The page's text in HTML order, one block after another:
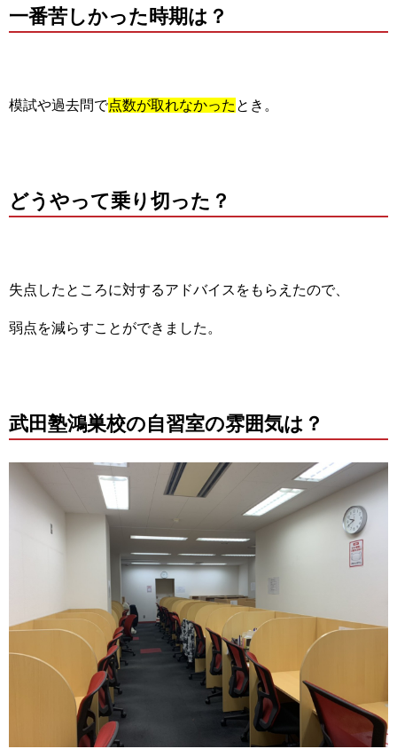
一番苦しかった時期は？
模試や過去問で点数が取れなかった とき。
どうやって乗り切った？
失点したところに対するアドバイスをもらえたので、
弱点を減らすことができました。
武田塾鴻巣校の自習室の雰囲気は？